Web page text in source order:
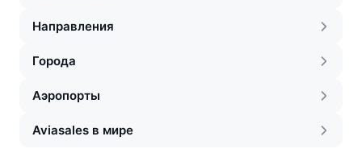
Направления
Города
Аэропорты
Aviasales в мире